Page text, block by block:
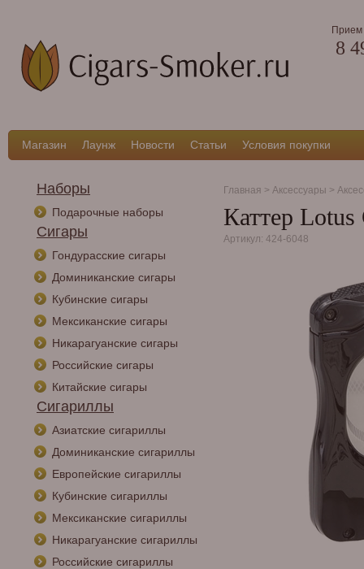
Прием
8
Магазин Лаунж Новости Статьи Условия покупки
Наборы
Подарочные наборы
Сигары
Гондурасские сигары
Доминиканские сигары
Кубинские сигары
Мексиканские сигары
Никарагуанские сигары
Российские сигары
Китайские сигары
Сигариллы
Азиатские сигариллы
Доминиканские сигариллы
Европейские сигариллы
Кубинские сигариллы
Мексиканские сигариллы
Никарагуанские сигариллы
Российские сигариллы
Главная > Аксессуары >
Каттер
Артикул: 424-6048